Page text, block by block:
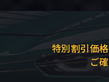
特別割引価
ご